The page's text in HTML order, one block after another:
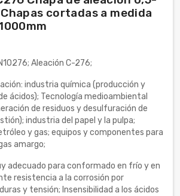
cortadas a medida
Aleación C-276;
industria química (producción y
ácidos); Tecnología medioambiental
de residuos y desulfuración de
industria del papel y la pulpa;
y gas; equipos y componentes para
amargo;
adecuado para conformado en frío y en
resistencia a la corrosión por
y tensión; Insensibilidad a los ácidos